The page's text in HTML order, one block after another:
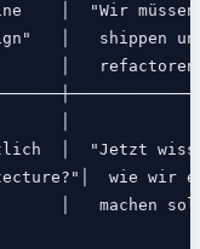
│  "Wir müssen
│   shippen
│
│  "Jetzt
wie wir
│   machen